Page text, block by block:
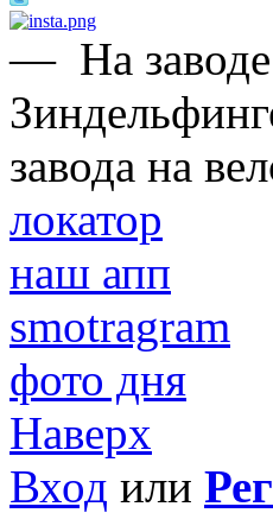
— На
завода на
локатор
наш апп
smotragram
фото дня
Наверх
Вход или